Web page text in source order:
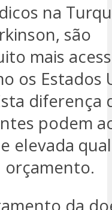
na
são
mais
os Estados
diferença
podem
elevada
da